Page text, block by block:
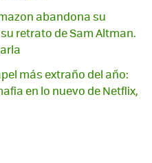
abandona su
retrato de Sam Altman.
más extraño del año:
en lo nuevo de Netflix,